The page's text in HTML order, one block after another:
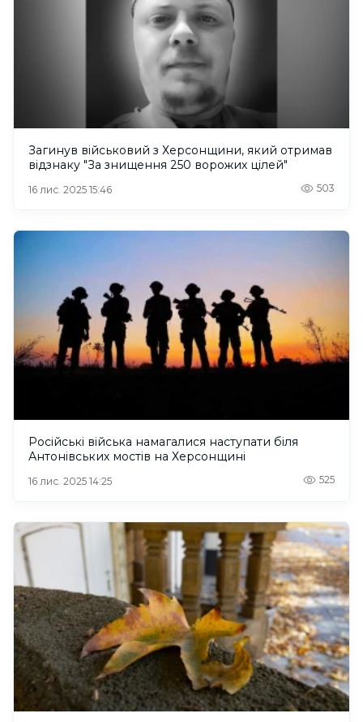
Загинув військовий з Херсонщини, який отримав
відзнаку "За знищення 250 ворожих цілей"
16 лис. 2025 15:46 503
Російські війська намагалися наступати біля
Антонівських мостів на Херсонщині
16 лис. 2025 14:25 525